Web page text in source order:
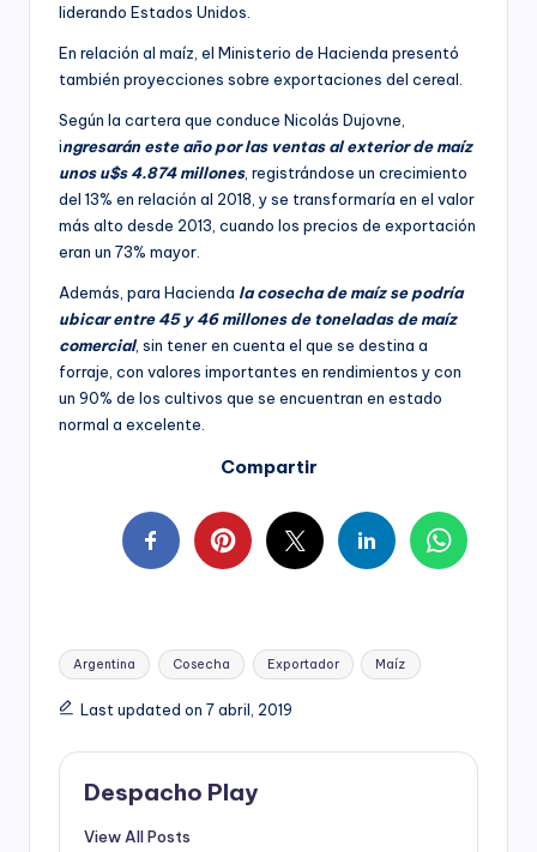
liderando Estados Unidos.
En relación al maíz, el Ministerio de Hacienda presentó
también proyecciones sobre exportaciones del cereal.
Según la cartera que conduce Nicolás Dujovne,
ingresarán este año por las ventas al exterior de maíz
unos u$s 4.874 millones, registrándose un crecimiento
del 13% en relación al 2018, y se transformaría en el valor
más alto desde 2013, cuando los precios de exportación
eran un 73% mayor.
Además, para Hacienda la cosecha de maíz se podría
ubicar entre 45 y 46 millones de toneladas de maíz
comercial, sin tener en cuenta el que se destina a
forraje, con valores importantes en rendimientos y con
un 90% de los cultivos que se encuentran en estado
normal a excelente.
Compartir
Tags:
Argentina Cosecha Exportador Maíz
Last updated on 7 abril, 2019
Despacho Play
View All Posts